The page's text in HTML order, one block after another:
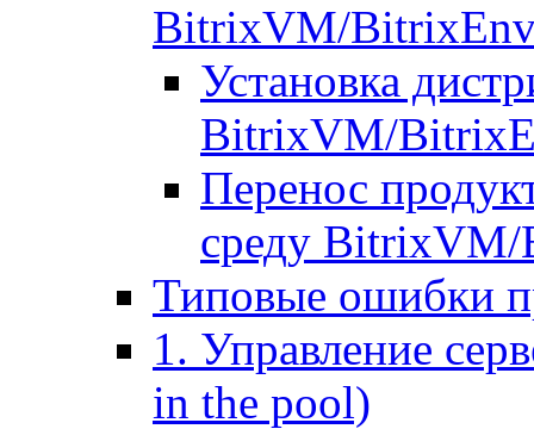
BitrixVM/
Установка
BitrixVM/
Перенос
среду
Типовые ошибки
1. Управление
in the pool)